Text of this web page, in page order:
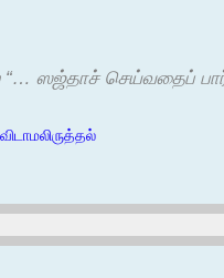
“… ஸஜ்தாச் செய்வதைப்